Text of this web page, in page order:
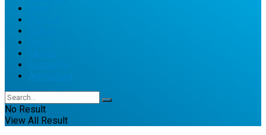
Agricultura
No Result
View All Result